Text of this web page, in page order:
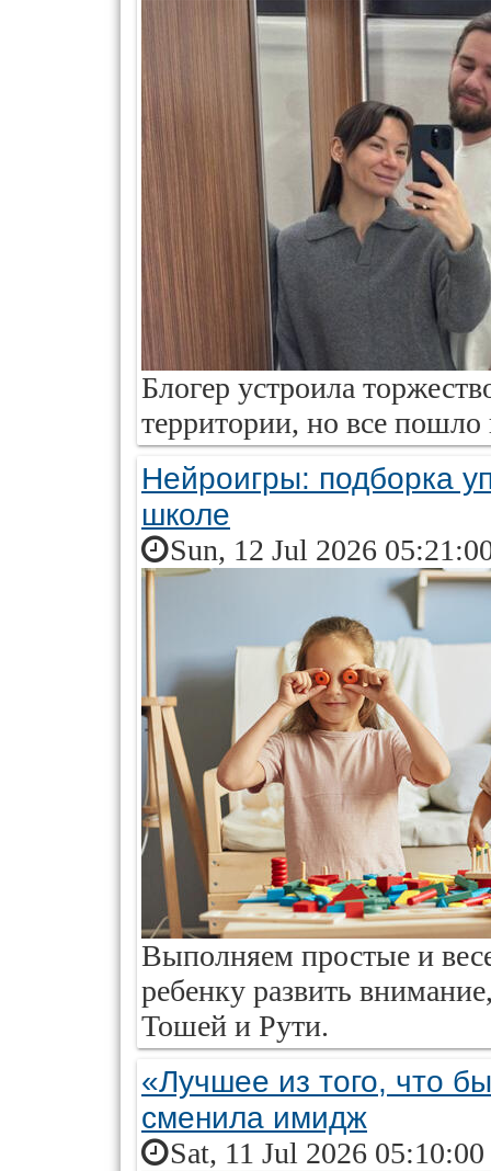
Блогер устроила
территории, но все пошло
Нейроигры: подборка
школе
Sun, 12 Jul 2026
Выполняем простые и
ребенку развить
Тошей и Рути.
«Лучшее из того, что
сменила имидж
Sat, 11 Jul 2026